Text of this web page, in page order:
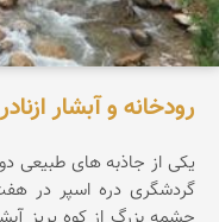
رودخانه و آبشار
یکی از جاذبه های طبیعی
گردشگری دره اسپر در